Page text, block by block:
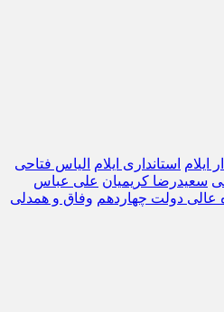
ایلام استانداری ایلام الیاس فتاحی
سعیدرضا کریمیان علی عباس
عالی دولت چهاردهم وفاق و همدلی